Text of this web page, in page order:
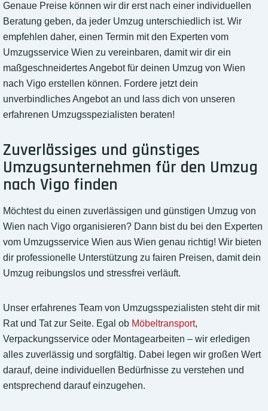
Genaue Preise können wir dir erst nach einer individuellen
Beratung geben, da jeder Umzug unterschiedlich ist. Wir
empfehlen daher, einen Termin mit den Experten vom
Umzugsservice Wien zu vereinbaren, damit wir dir ein
maßgeschneidertes Angebot für deinen Umzug von Wien
nach Vigo erstellen können. Fordere jetzt dein
unverbindliches Angebot an und lass dich von unseren
erfahrenen Umzugsspezialisten beraten!
Zuverlässiges und günstiges
Umzugsunternehmen für den Umzug
nach Vigo finden
Möchtest du einen zuverlässigen und günstigen Umzug von
Wien nach Vigo organisieren? Dann bist du bei den Experten
vom Umzugsservice Wien aus Wien genau richtig! Wir bieten
dir professionelle Unterstützung zu fairen Preisen, damit dein
Umzug reibungslos und stressfrei verläuft.
Unser erfahrenes Team von Umzugsspezialisten steht dir mit
Rat und Tat zur Seite. Egal ob Möbeltransport,
Verpackungsservice oder Montagearbeiten – wir erledigen
alles zuverlässig und sorgfältig. Dabei legen wir großen Wert
darauf, deine individuellen Bedürfnisse zu verstehen und
entsprechend darauf einzugehen.